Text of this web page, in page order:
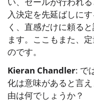
入決定を先延ばしに
く、直感だけに頼る
ます。ここもまた、
のです。
Kieran Chandler: で
化は意味があると言
由は何でしょうか？